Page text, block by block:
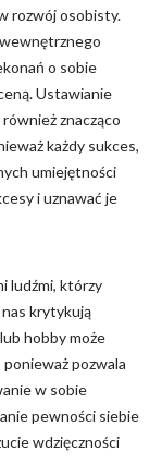
rozwój osobisty.
o sobie
Ustawianie
znacząco
każdy sukces,
umiejętności
i uznawać je
ludźmi, którzy
krytykują
hobby może
pozwala
w sobie
pewności siebie
wdzięczności